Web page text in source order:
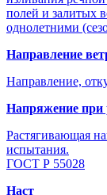
полей и залитых
однолетними
Направление
Направление,
Напряжение при
Растягивающая
испытания.
ГОСТ Р 55028
Наст